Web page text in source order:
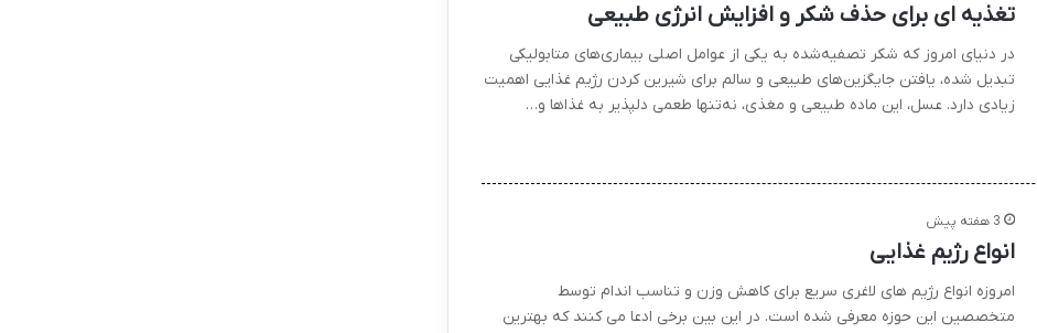
تغذیه ای برای حذف شکر و افزایش انرژی طبیعی
در دنیای امروز که شکر تصفیه‌شده به یکی از عوامل اصلی بیماری‌های متابولیکی
تبدیل شده، یافتن جایگزین‌های طبیعی و سالم برای شیرین کردن رژیم غذایی اهمیت
زیادی دارد. عسل، این ماده طبیعی و مغذی، نه‌تنها طعمی دلپذیر به غذاها و…
3 هفته پیش
انواع رژیم غذایی
امروزه انواع رژیم های لاغری سریع برای کاهش وزن و تناسب اندام توسط
متخصصین این حوزه معرفی شده است. در این بین برخی ادعا می کنند که بهترین